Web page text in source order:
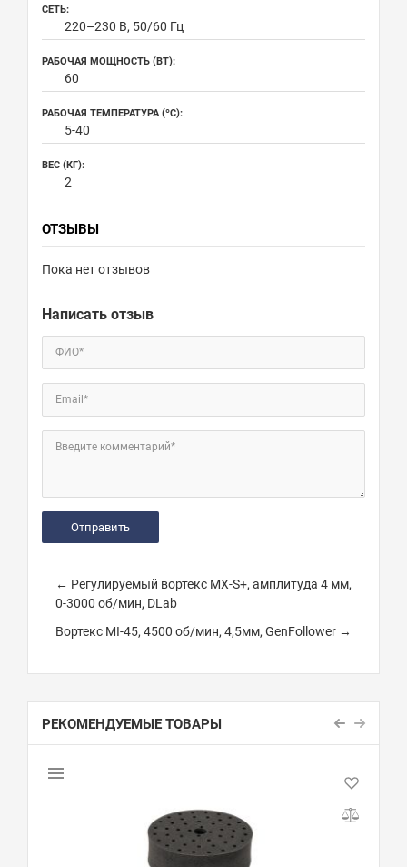
СЕТЬ:
220–230 В, 50/60 Гц
РАБОЧАЯ МОЩНОСТЬ (ВТ):
60
РАБОЧАЯ ТЕМПЕРАТУРА (ºC):
5-40
ВЕС (КГ):
2
ОТЗЫВЫ
Пока нет отзывов
Написать отзыв
ФИО*
Email*
Введите комментарий*
← Регулируемый вортекс MX-S+, амплитуда 4 мм,
0-3000 об/мин, DLab
Вортекс MI-45, 4500 об/мин, 4,5мм, GenFollower →
РЕКОМЕНДУЕМЫЕ ТОВАРЫ